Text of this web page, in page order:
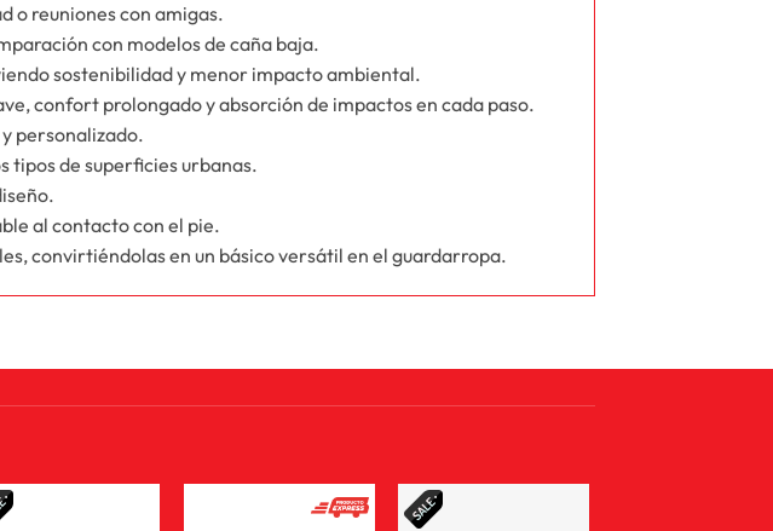
o reuniones con amigas.
con modelos de caña baja.
sostenibilidad y menor impacto ambiental.
confort prolongado y absorción de impactos en cada paso.
personalizado.
tipos de superficies urbanas.
al contacto con el pie.
convirtiéndolas en un básico versátil en el guardarropa.